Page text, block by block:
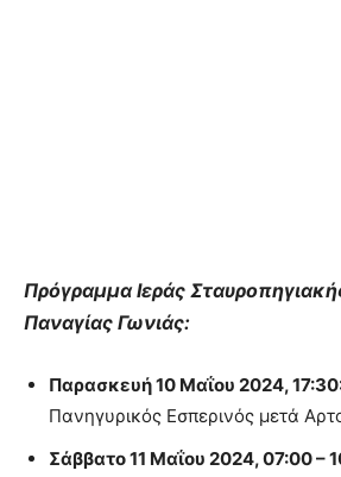
Πρόγραμμα Ιεράς
Παναγίας Γωνιάς:
Παρασκευή 10 Μαΐου 2024,
Πανηγυρικός Εσπερινός μετά
Σάββατο 11 Μαΐου 2024, 07:00 –